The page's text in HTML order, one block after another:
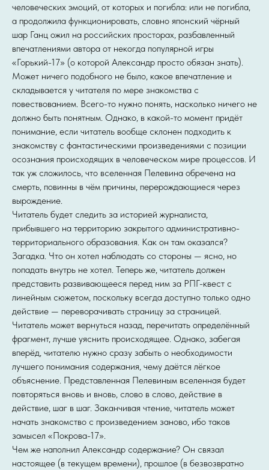
человеческих эмоций, от которых и погибла: или не погибла,
а продолжила функционировать, словно японский чёрный
шар Ганц ожил на российских просторах, разбавленный
впечатлениями автора от некогда популярной игры
«Горький-17» (о которой Александр просто обязан знать).
Может ничего подобного не было, какое впечатление и
складывается у читателя по мере знакомства с
повествованием. Всего-то нужно понять, насколько ничего не
должно быть понятным. Однако, в какой-то момент придёт
понимание, если читатель вообще склонен подходить к
знакомству с фантастическими произведениями с позиции
осознания происходящих в человеческом мире процессов. И
так уж сложилось, что вселенная Пелевина обречена на
смерть, повинны в чём причины, перерождающиеся через
вырождение.
Читатель будет следить за историей журналиста,
прибывшего на территорию закрытого административно-
территориального образования. Как он там оказался?
Загадка. Что он хотел наблюдать со стороны — ясно, но
попадать внутрь не хотел. Теперь же, читатель должен
представить развивающееся перед ним за РПГ-квест с
линейным сюжетом, поскольку всегда доступно только одно
действие — переворачивать страницу за страницей.
Читатель может вернуться назад, перечитать определённый
фрагмент, лучше уяснить происходящее. Однако, забегая
вперёд, читателю нужно сразу забыть о необходимости
лучшего понимания содержания, чему даётся лёгкое
объяснение. Представленная Пелевиным вселенная будет
повторяться вновь и вновь, слово в слово, действие в
действие, шаг в шаг. Заканчивая чтение, читатель может
начать знакомство с произведением заново, ибо таков
замысел «Покрова-17».
Чем же наполнил Александр содержание? Он связал
настоящее (в текущем времени), прошлое (в безвозвратно